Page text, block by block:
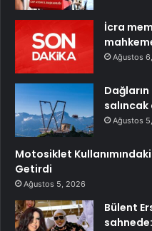
İcra
Ağustos
Ağustos
Motosiklet Kullanımındaki
Getirdi
Ağustos 5, 2026
Bülent